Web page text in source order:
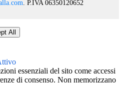
. P.IVA 06350120652
All
essenziali del sito come accessi
di consenso. Non memorizzano